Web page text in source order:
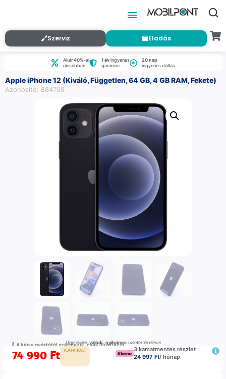
Szerviz Eladás
Akár40%-al
olcsóbban
1 évingyenes
garancia
20 nap
ingyenes elállás
Apple iPhone 12 (Kiváló, Független, 64 GB, 4 GB RAM, Fekete)
Azonosító: 884709
A kép a gyártótól származik, csak illustráció
Ügyfeleinkvalódi,nyilvánosüzletértékelései
74 990 Ft K.ÁFA (0%)
3 kamatmentes részlet
24 997 Ft/ hónap